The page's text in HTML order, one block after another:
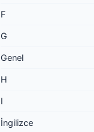
F
G
Genel
H
I
İngilizce